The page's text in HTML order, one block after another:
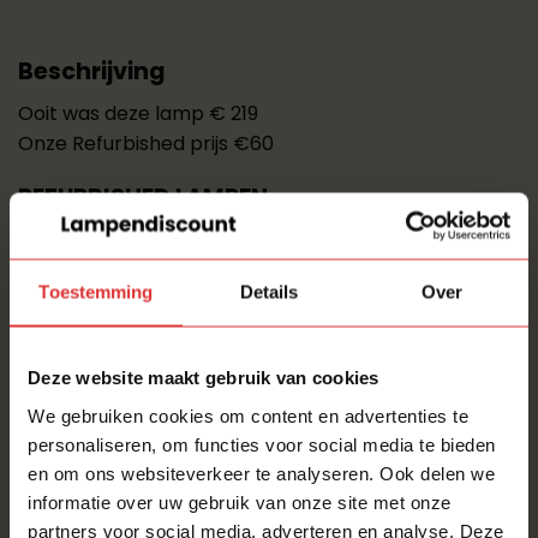
Toestemming Details Over
Deze website maakt gebruik van cookies
We gebruiken cookies om content en advertenties te
personaliseren, om functies voor social media te bieden
en om ons websiteverkeer te analyseren. Ook delen we
informatie over uw gebruik van onze site met onze
partners voor social media, adverteren en analyse. Deze
Beschrijving
Ooit was deze lamp € 219
Onze Refurbished prijs €60
REFURBISHED LAMPEN
Mooie design lampen verdienen een tweede huis!
Deze design topper is door ons opgekocht en
volledig nagekeken. Een Hobby/Passie waaruit onze
lampenschuur ooit is ontstaan.
LIEFDE voor licht en design!
Deze mooie van hebben wij staan/liggen/hangen in
onzeLampenschuur.
Deze mooie hebben wij technische volledig